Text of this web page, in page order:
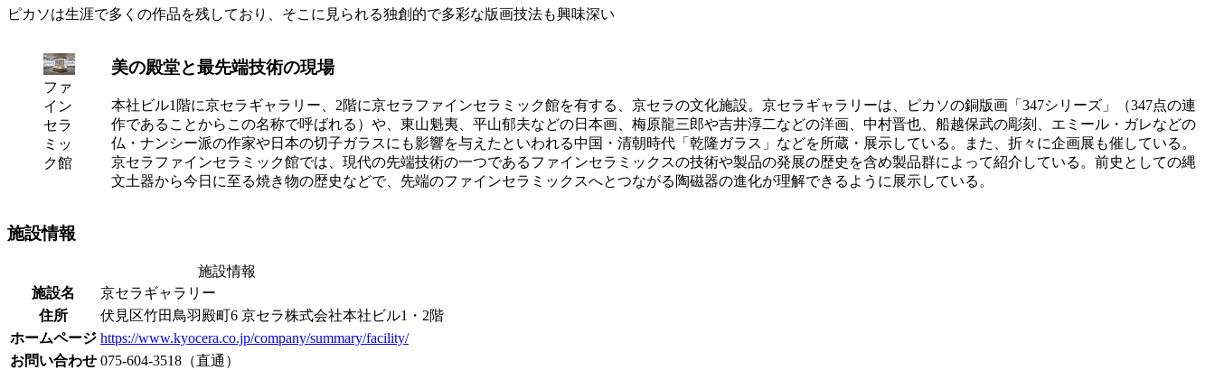
ピカソは生涯で多くの作品を残しており、そこに見られる独創的で多彩な版画技法も興味深い
ファ
イン
セラ
ミッ
ク館
美の殿堂と最先端技術の現場
本社ビル1階に京セラギャラリー、2階に京セラファインセラミック館を有する、京セラの文化施設。京セラギャラリーは、ピカソの銅版画「347シリーズ」（347点の連
作であることからこの名称で呼ばれる）や、東山魁夷、平山郁夫などの日本画、梅原龍三郎や吉井淳二などの洋画、中村晋也、船越保武の彫刻、エミール・ガレなどの
仏・ナンシー派の作家や日本の切子ガラスにも影響を与えたといわれる中国・清朝時代「乾隆ガラス」などを所蔵・展示している。また、折々に企画展も催している。
京セラファインセラミック館では、現代の先端技術の一つであるファインセラミックスの技術や製品の発展の歴史を含め製品群によって紹介している。前史としての縄
文土器から今日に至る焼き物の歴史などで、先端のファインセラミックスへとつながる陶磁器の進化が理解できるように展示している。
施設情報
施設情報
施設名
京セラギャラリー
住所
伏見区竹田鳥羽殿町6 京セラ株式会社本社ビル1・2階
ホームページ https://www.kyocera.co.jp/company/summary/facility/
お問い合わせ 075-604-3518（直通）